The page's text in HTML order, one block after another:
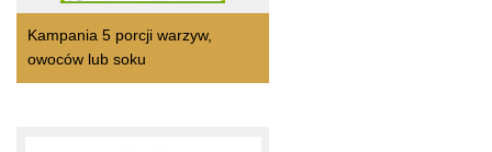
Kampania 5 porcji warzyw,
owoców lub soku